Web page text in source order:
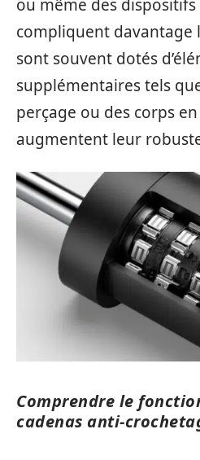
ou même des
compliquent davantage
sont souvent dotés
supplémentaires tels
perçage ou des corps
augmentent leur
Comprendre le
cadenas anti-